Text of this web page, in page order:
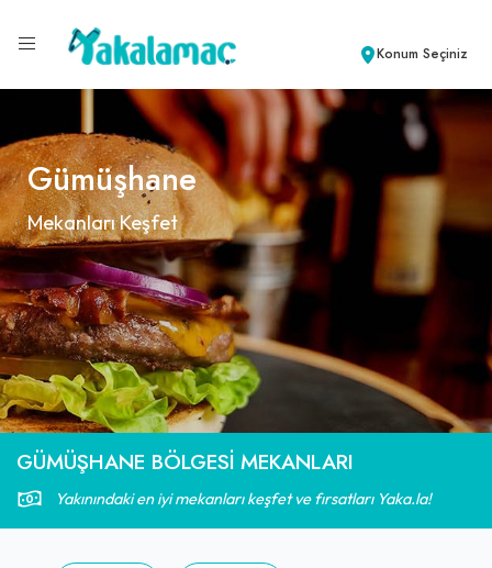
Konum Seçiniz
Gümüşhane
Mekanları Keşfet
GÜMÜŞHANE BÖLGESI MEKANLARI
Yakınındaki en iyi mekanları keşfet ve fırsatları Yaka.la!